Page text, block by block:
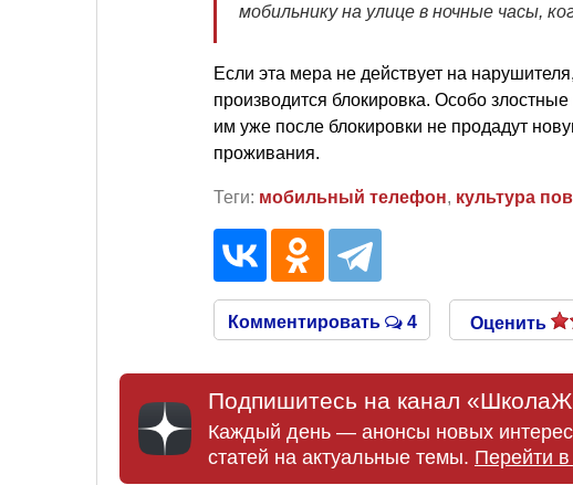
мобильнику на улице в ночные часы,
Если эта мера не действует на
производится блокировка. Особо
им уже после блокировки не продадут
проживания.
Теги: мобильный телефон, культура
Комментировать 4 Оценить
Подпишитесь на канал
Каждый день — анонсы новых
статей на актуальные темы. Перейти